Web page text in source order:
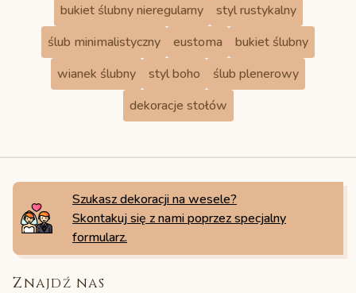
bukiet ślubny nieregularny
styl rustykalny
ślub minimalistyczny
eustoma
bukiet ślubny
wianek ślubny
styl boho
ślub plenerowy
dekoracje stołów
Szukasz dekoracji na wesele?
Skontakuj się z nami poprzez specjalny
formularz.
Znajdź nas